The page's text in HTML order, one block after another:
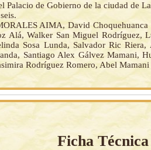
Palacio de Gobierno de la ciudad de
AIMA, David Choquehuanca
Alá, Walker San Miguel Rodríguez,
Sosa Lunda, Salvador Ric
Santiago Alex Gálvez Mamani,
Rodríguez Romero, Abel Mamani
Ficha